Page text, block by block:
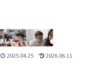
2025.04.25 2026.06.11